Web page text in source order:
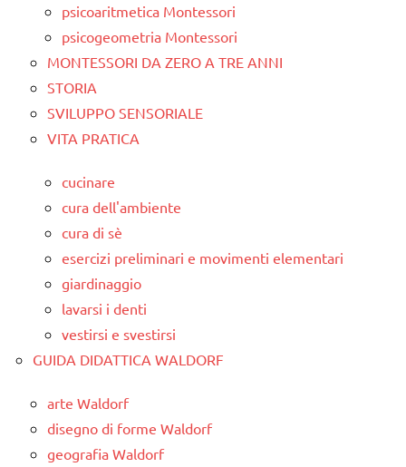
psicoaritmetica Montessori
psicogeometria Montessori
MONTESSORI DA ZERO A TRE ANNI
STORIA
SVILUPPO SENSORIALE
VITA PRATICA
cucinare
cura dell'ambiente
cura di sè
esercizi preliminari e movimenti elementari
giardinaggio
lavarsi i denti
vestirsi e svestirsi
GUIDA DIDATTICA WALDORF
arte Waldorf
disegno di forme Waldorf
geografia Waldorf